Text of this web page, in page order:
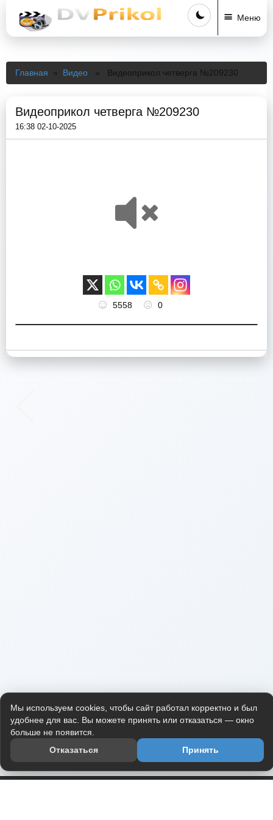
Меню
Главная » Видео » Видеоприкол четверга №209230
Видеоприкол четверга №209230
16:38 02-10-2025
5558 0
Мы используем cookies, чтобы сайт работал корректно и был
удобнее для вас. Вы можете принять или отказаться — окно
больше не появится.
Отказаться
Принять